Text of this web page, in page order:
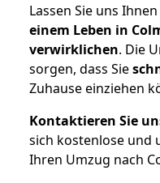
Lassen Sie uns
einem Leben in
verwirklichen. Die
sorgen, dass Sie
Zuhause einziehen
Kontaktieren Sie
sich kostenlose und
Ihren Umzug nach